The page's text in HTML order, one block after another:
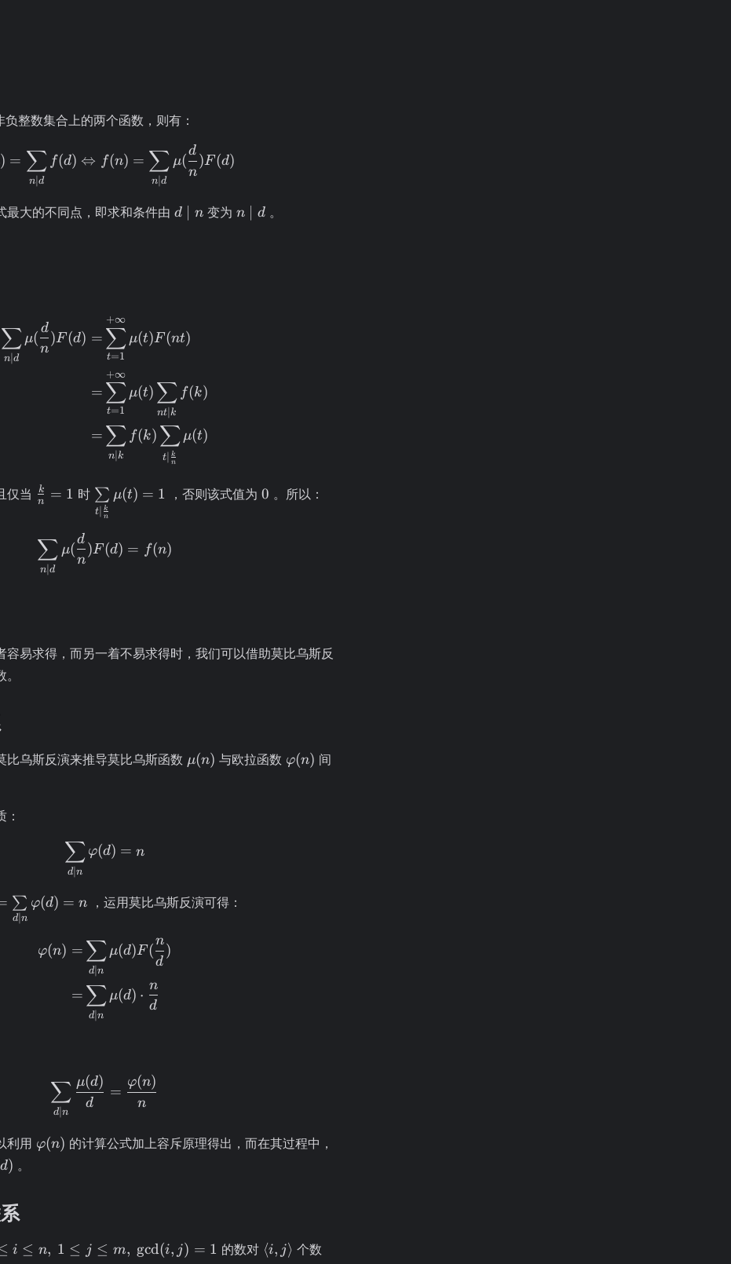
负整数集合上的两个函数，则有：
F(n) = \sum\limits_{n \mid d}f(d) \Leftrightarrow f(n) = \sum\limits_{n \mid d}
) =
n∣ d
∑ f(d) ⇔ f(n) =
n ∣d
∑ μ(
n
d
)F(d)
最大的不同点，即求和条件由 d
d ∣ n变为 n
n ∣ d。
\begin{aligned} \sum\limits_{n \mid d} \mu(\frac{d}{n})F(d) = & \sum\limits_{t =
n∣ d
∑ μ(
n
d
)F(d) =
=
=
t=1
∑
+∞
μ(t)F (nt)
t=1
∑
+∞
μ(t)
nt ∣k
∑ f(k)
n∣ k
∑ f(k)
t∣ n
k
∑ μ(t)
仅当 \frac{k}
{n} = 1
n
k = 1 时 \sum\limits_{t
\mid \frac{k}
1
t∣ n
k
∑ μ(t) = 1 ，否则该式值为0
0 。所以：
\sum\limits_{n \mid d} \mu(\frac{d}{n})F(d) = f(n)
n ∣d
∑ μ(
n
d
)F(d) = f(n)
容易求得，而另一着不易求得时，我们可以借助莫比乌斯反
比乌斯反演来推导莫比乌斯函数 \mu(n)
μ(n) 与欧拉函数 \varphi(n)
φ(n) 间
\sum\limits_{d \mid n} \varphi(d) = n
d∣n
∑ φ(d) = n
= n
d∣ n
∑ φ(d) = n ，运用莫比乌斯反演可得：
\begin{aligned} \varphi(n) = & \sum\limits_{d \mid n} \mu(d)F(\frac{n}{d}) \\ = &
φ(n) =
=
d∣ n
∑ μ(d)F (
d
n
)
d∣ n
∑ μ(d) ⋅
d
n
\sum\limits_{d \mid n} \frac{\mu(d)}{d} = \frac{\varphi(n)}{n}
d∣n
∑ d
μ(d)
=
n
φ(n)
利用 \varphi(n)
φ(n) 的计算公式加上容斥原理得出，而在其过程中，
d) 。
i
i ≤ n, 1 ≤ j ≤ m, gcd(i, j) = 1 的数对 \langle
⟨i, j⟩ 个数